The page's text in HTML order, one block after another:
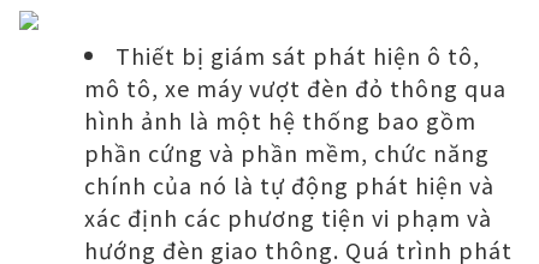
Thiết bị giám sát phát hiện ô tô,
mô tô, xe máy vượt đèn đỏ thông qua
hình ảnh là một hệ thống bao gồm
phần cứng và phần mềm, chức năng
chính của nó là tự động phát hiện và
xác định các phương tiện vi phạm và
hướng đèn giao thông. Quá trình phát